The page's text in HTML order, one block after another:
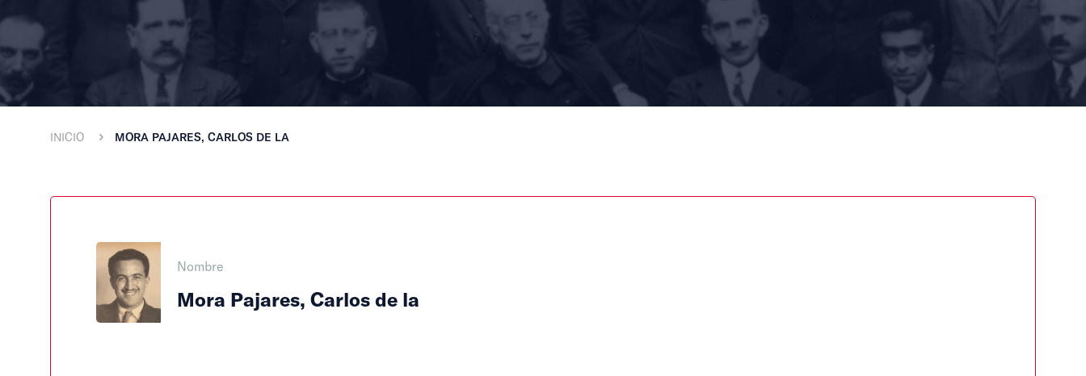
INICIO MORA PAJARES, CARLOS DE LA
Nombre
Mora Pajares, Carlos de la